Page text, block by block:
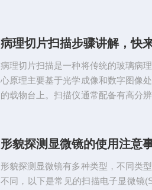
点。当激光束照射到样品时，基于光
于激光聚焦光斑极其微小，所以能够...
病理切片扫描步骤讲解，快
病理切片扫描是一种将传统的玻璃病
心原理主要基于光学成像和数字图像
的载物台上。扫描仪通常配备有高分
不同，携带了组织形态结构的详细信
成为数字信号，每一个数字信号对...
形貌探测显微镜的使用注意
形貌探测显微镜有多种类型，不同类
不同，以下是常见的扫描电子显微镜